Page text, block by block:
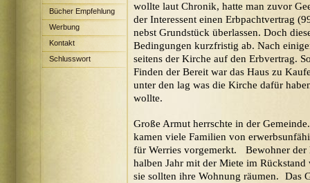
Bücher Empfehlung
Werbung
Kontakt
Schlusswort
wollte laut Chronik, hatte man zuvor
der Interessent einen Erbpachtvertrag
nebst Grundstück überlassen. Doch
Bedingungen kurzfristig ab. Nach
seitens der Kirche auf den Erbvertrag.
Finden der Bereit war das Haus zu
unter den lag was die Kirche dafür
wollte.
Große Armut herrschte in der
kamen viele Familien von
für Werries vorgemerkt. Bewohner der
halben Jahr mit der Miete im
sie sollten ihre Wohnung räumen. Das